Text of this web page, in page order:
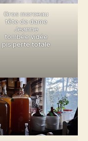
Gros morceau
tête de dame
Jeanne
tombée vidée
pis perte totale